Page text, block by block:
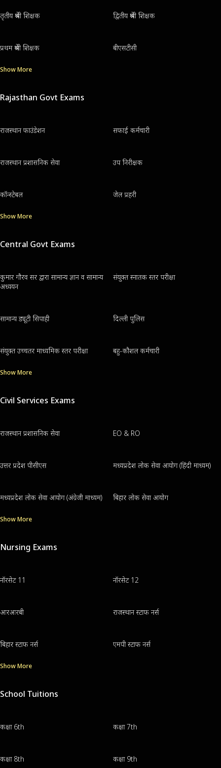
तृतीय श्रेणी शिक्षक द्वितीय श्रेणी शिक्षक
प्रथम श्रेणी शिक्षक बीएसटीसी
Show More
Rajasthan Govt Exams
राजस्थान फाउंडेशन सफाई कर्मचारी
राजस्थान प्रशासनिक सेवा उप निरीक्षक
कॉन्स्टेबल जेल प्रहरी
Show More
Central Govt Exams
कुमार गौरव सर द्वारा सामान्य ज्ञान व सामान्य
अध्ययन
संयुक्त स्नातक स्तर परीक्षा
सामान्य ड्यूटी सिपाही दिल्ली पुलिस
संयुक्त उच्चतर माध्यमिक स्तर परीक्षा बहु-कौशल कर्मचारी
Show More
Civil Services Exams
राजस्थान प्रशासनिक सेवा EO & RO
उत्तर प्रदेश पीसीएस मध्यप्रदेश लोक सेवा आयोग (हिंदी माध्यम)
मध्यप्रदेश लोक सेवा आयोग (अंग्रेजी माध्यम) बिहार लोक सेवा आयोग
Show More
Nursing Exams
नॉरसेट 11 नॉरसेट 12
आरआरबी राजस्थान स्टाफ नर्स
बिहार स्टाफ नर्स एमपी स्टाफ नर्स
Show More
School Tuitions
कक्षा 6th कक्षा 7th
कक्षा 8th कक्षा 9th